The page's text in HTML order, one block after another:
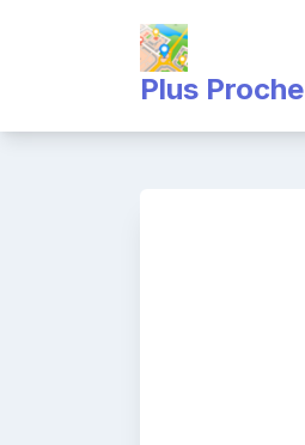
Plus Proche